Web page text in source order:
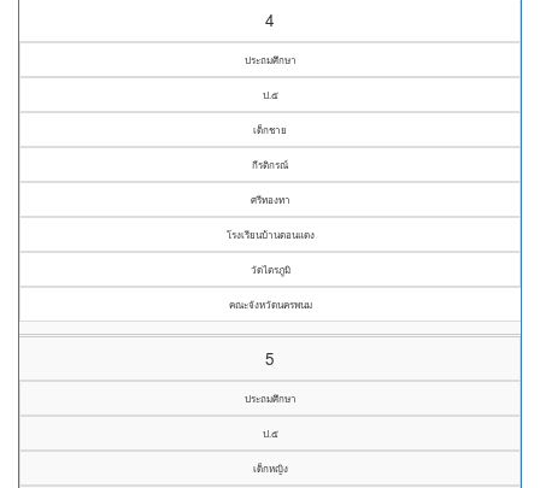
4
ประถมศึกษา
ป.๕
เด็กชาย
กีรติกรณ์
ศรีทองทา
โรงเรียนบ้านดอนแดง
วัดไตรภูมิ
คณะจังหวัดนครพนม
5
ประถมศึกษา
ป.๕
เด็กหญิง